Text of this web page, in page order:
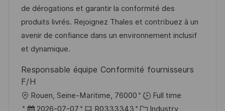
h
u
n
m
d
e
r
e
D
g
o
r
de dérogations et garantir la conformité des
produits livrés. Rejoignez Thales et contribuez à un
avenir de confiance dans un environnement inclusif
et dynamique.
Responsable équipe Conformité fournisseurs
F/H
O
r
Rouen, Seine-Maritime, 76000
Full time
D 2026-07-07
J
R0333343
K
Industry